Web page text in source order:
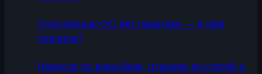
Спонтанные ОС без практики — в чём
причина?
Новости по вики-базе, отрывки из статей о